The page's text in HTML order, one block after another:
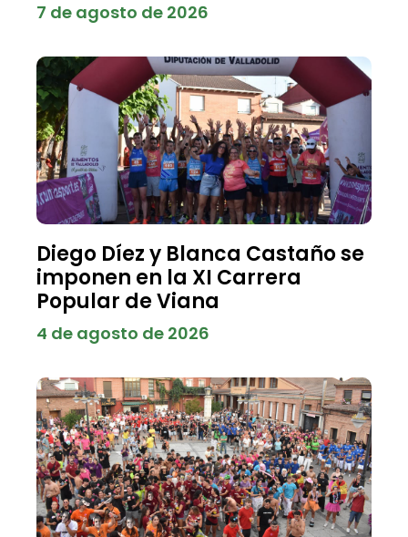
7 de agosto de 2026
Diego Díez y Blanca Castaño se
imponen en la XI Carrera
Popular de Viana
4 de agosto de 2026